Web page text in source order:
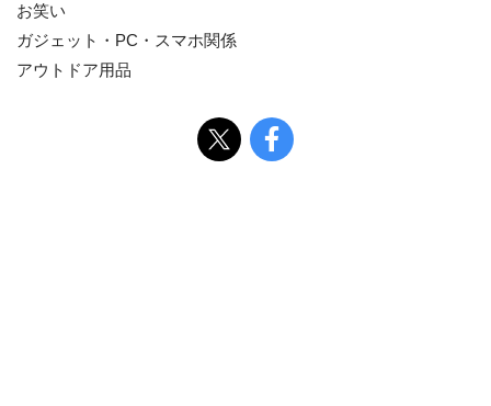
お笑い
ガジェット・PC・スマホ関係
アウトドア用品